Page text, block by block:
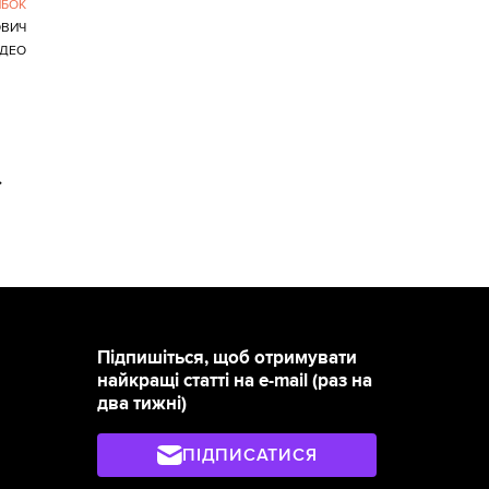
Підпишіться, щоб отримувати
найкращі статті на e-mail (раз на
два тижні)
ПІДПИСАТИСЯ